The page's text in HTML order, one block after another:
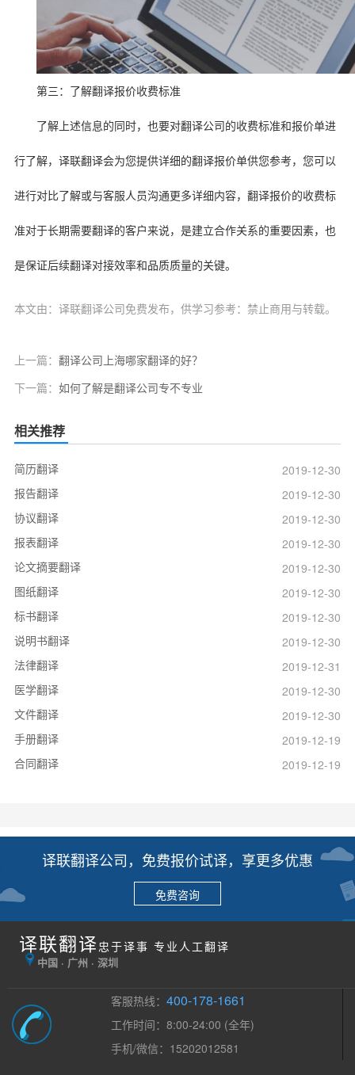
第三：了解翻译报价收费标准
了解上述信息的同时，也要对翻译公司的收费标准和报价单进
行了解，译联翻译会为您提供详细的翻译报价单供您参考，您可以
进行对比了解或与客服人员沟通更多详细内容，翻译报价的收费标
准对于长期需要翻译的客户来说，是建立合作关系的重要因素，也
是保证后续翻译对接效率和品质质量的关键。
本文由：译联翻译公司免费发布，供学习参考：禁止商用与转载。
上一篇： 翻译公司上海哪家翻译的好？
下一篇： 如何了解是翻译公司专不专业
相关推荐
简历翻译
2019-12-30
报告翻译
2019-12-30
协议翻译
2019-12-30
报表翻译
2019-12-30
论文摘要翻译
2019-12-30
图纸翻译
2019-12-30
标书翻译
2019-12-30
说明书翻译
2019-12-30
法律翻译
2019-12-31
医学翻译
2019-12-30
文件翻译
2019-12-30
手册翻译
2019-12-19
合同翻译
2019-12-19
译联翻译公司，免费报价试译，享更多优惠
免费咨询
译联翻译 忠于译事 专业人工翻译
中国 · 广州 · 深圳
客服热线：400-178-1661
工作时间：8:00-24:00 (全年)
手机/微信：15202012581